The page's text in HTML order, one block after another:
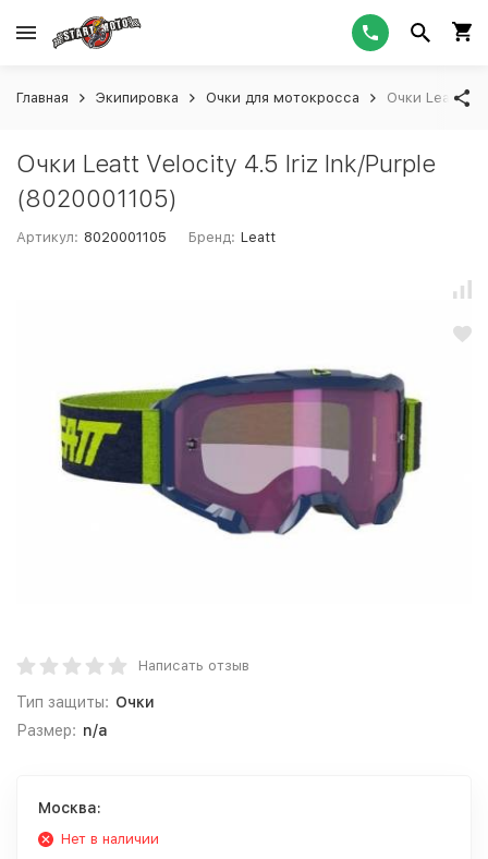
Главная Экипировка Очки для мотокросса Очки Leatt
Очки Leatt Velocity 4.5 Iriz Ink/Purple
(8020001105)
Артикул: 8020001105 Бренд: Leatt
Написать отзыв
Тип защиты: Очки
Размер: n/a
Москва:
Нет в наличии